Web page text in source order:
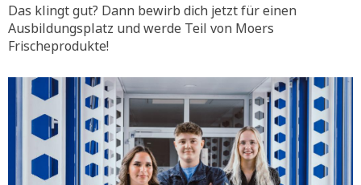
Das klingt gut? Dann bewirb dich jetzt für einen
Ausbildungsplatz und werde Teil von Moers
Frischeprodukte!